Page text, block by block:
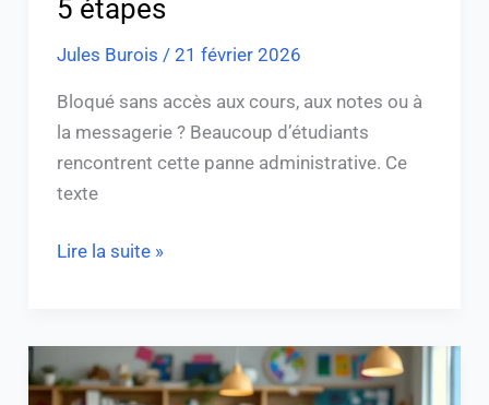
5 étapes
Jules Burois / 21 février 2026
Bloqué sans accès aux cours, aux notes ou à
la messagerie ? Beaucoup d’étudiants
rencontrent cette panne administrative. Ce
texte
Lire la suite »
Guide
Pratique